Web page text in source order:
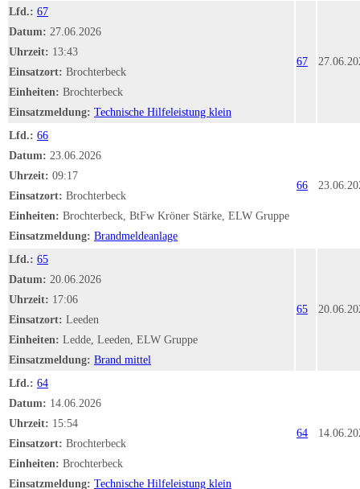
Lfd.: 67
Datum: 27.06.2026
Uhrzeit: 13:43
Einsatzort: Brochterbeck
Einheiten: Brochterbeck
Einsatzmeldung: Technische Hilfeleistung klein
67
Lfd.: 66
Datum: 23.06.2026
Uhrzeit: 09:17
Einsatzort: Brochterbeck
Einheiten: Brochterbeck, BtFw Kröner Stärke, ELW Gruppe
Einsatzmeldung: Brandmeldeanlage
66
Lfd.: 65
Datum: 20.06.2026
Uhrzeit: 17:06
Einsatzort: Leeden
Einheiten: Ledde, Leeden, ELW Gruppe
Einsatzmeldung: Brand mittel
65
Lfd.: 64
Datum: 14.06.2026
Uhrzeit: 15:54
Einsatzort: Brochterbeck
Einheiten: Brochterbeck
Einsatzmeldung: Technische Hilfeleistung klein
64